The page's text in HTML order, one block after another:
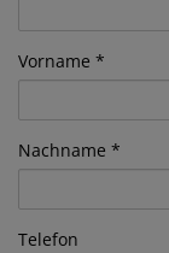
Vorname
Nachname
Telefon